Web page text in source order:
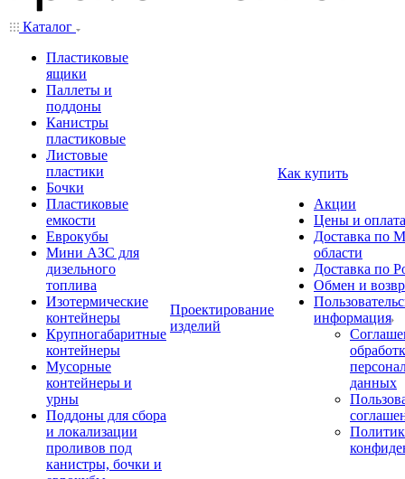
Каталог
Пластиковые
ящики
Паллеты и
поддоны
Канистры
пластиковые
Листовые
пластики
Бочки
Пластиковые
емкости
Еврокубы
Мини АЗС для
дизельного
топлива
Изотермические
контейнеры
Крупногабаритные
контейнеры
Мусорные
контейнеры и
урны
Поддоны для сбора
и локализации
проливов под
канистры, бочки и
Проектирование
изделий
Как купить
Акции
Цены и оплата
Доставка по
области
Доставка по
Обмен и
информация
данных